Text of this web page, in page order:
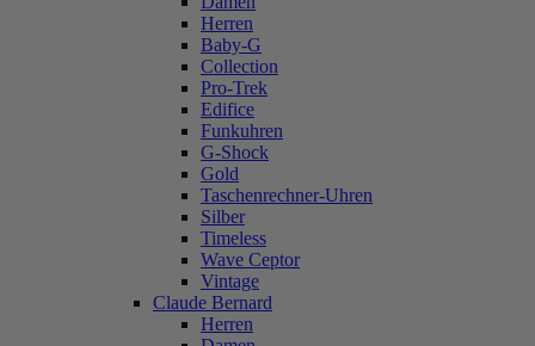
Herren
Baby-G
Collection
Pro-Trek
Edifice
Funkuhren
G-Shock
Gold
Taschenrechner-Uhren
Silber
Timeless
Wave Ceptor
Vintage
Claude Bernard
Herren